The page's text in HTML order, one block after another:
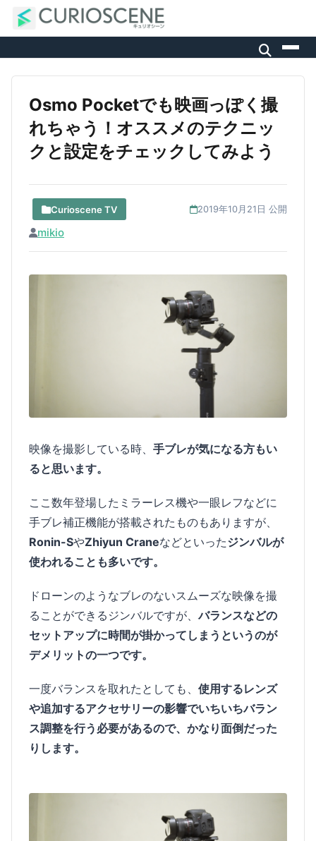
Osmo Pocketでも映画っぽく撮
れちゃう！オススメのテクニッ
クと設定をチェックしてみよう
Curioscene TV 2019年10月21日 公開
mikio
映像を撮影している時、 手ブレが気になる方もい
ると思います。
ここ数年登場したミラーレス機や一眼レフなどに
手ブレ補正機能が搭載されたものもありますが、
Ronin-SやZhiyun Craneなどといったジンバルが
使われることも多いです。
ドローンのようなブレのないスムーズな映像を撮
ることができるジンバルですが、バランスなどの
セットアップに時間が掛かってしまうというのが
デメリットの一つです。
一度バランスを取れたとしても、 使用するレンズ
や追加するアクセサリーの影響でいちいちバラン
ス調整を行う必要があるので、かなり面倒だった
りします。